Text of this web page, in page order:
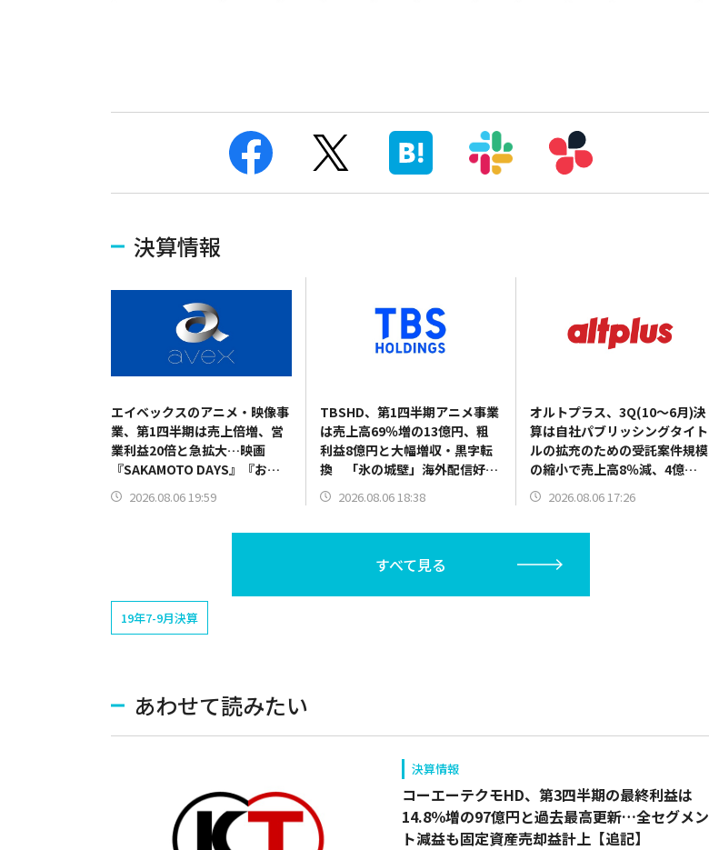
決算情報
エイベックスのアニメ・映像事
業、第1四半期は売上倍増、営
業利益20倍と急拡大…映画
『SAKAMOTO DAYS』『おそ
松さん』貢献
2026.08.06 19:59
TBSHD、第1四半期アニメ事業
は売上高69％増の13億円、粗
利益8億円と大幅増収・黒字転
換 「氷の城壁」海外配信好
調、費用の適正化も
2026.08.06 18:38
オルトプラス、3Q(10～6月)決
算は自社パブリッシングタイト
ルの拡充のための受託案件規模
の縮小で売上高8％減、4億
5700万円の営業赤字に
2026.08.06 17:26
すべて見る
19年7-9月決算
あわせて読みたい
決算情報
コーエーテクモHD、第3四半期の最終利益は
14.8％増の97億円と過去最高更新…全セグメン
ト減益も固定資産売却益計上【追記】